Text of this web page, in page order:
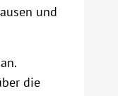
und
die